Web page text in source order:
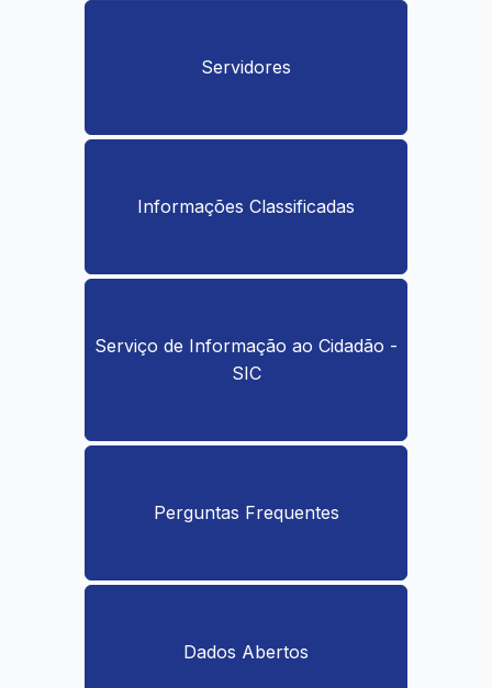
Servidores
Informações Classificadas
Serviço de Informação ao Cidadão -
SIC
Perguntas Frequentes
Dados Abertos